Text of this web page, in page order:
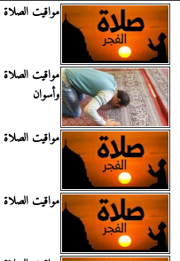
مواقيت الصلاة اليوم السبت 11 /2
وأسوان
مواقيت الصلاة اليوم الأربعاء 8
مواقيت الصلاة اليوم السبت 4 /2 /